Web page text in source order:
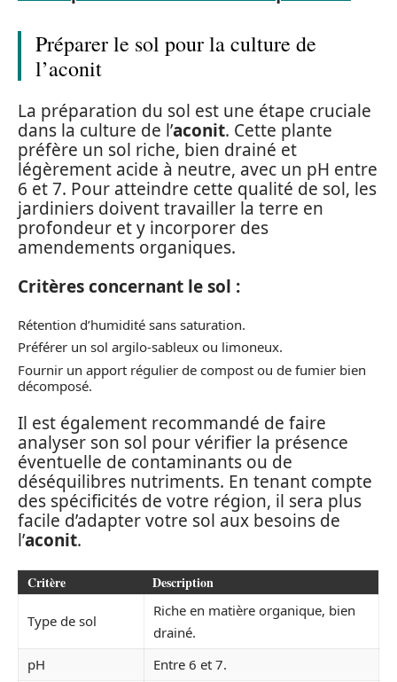
Préparer le sol pour la culture de
l’aconit
La préparation du sol est une étape cruciale
dans la culture de l’aconit. Cette plante
préfère un sol riche, bien drainé et
légèrement acide à neutre, avec un pH entre
6 et 7. Pour atteindre cette qualité de sol, les
jardiniers doivent travailler la terre en
profondeur et y incorporer des
amendements organiques.
Critères concernant le sol :
Rétention d’humidité sans saturation.
Préférer un sol argilo-sableux ou limoneux.
Fournir un apport régulier de compost ou de fumier bien
décomposé.
Il est également recommandé de faire
analyser son sol pour vérifier la présence
éventuelle de contaminants ou de
déséquilibres nutriments. En tenant compte
des spécificités de votre région, il sera plus
facile d’adapter votre sol aux besoins de
l’aconit.
Critère Description
Type de sol
Riche en matière organique, bien
drainé.
pH
Entre 6 et 7.